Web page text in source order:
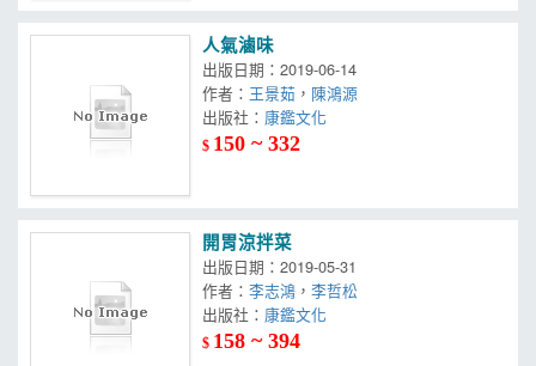
人氣滷味
出版日期：2019-06-14
作者： 王景茹 ， 陳鴻源
出版社：
$ 150 ~ 332
開胃涼拌菜
出版日期：2019-05-31
作者：李志鴻 ，李哲松
出版社：
$ 158 ~ 394